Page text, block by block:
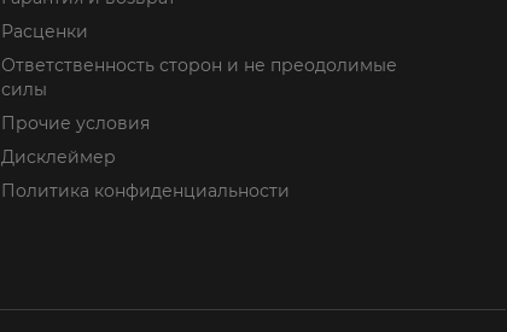
Расценки
Ответственность сторон и не преодолимые
силы
Прочие условия
Дисклеймер
Политика конфиденциальности